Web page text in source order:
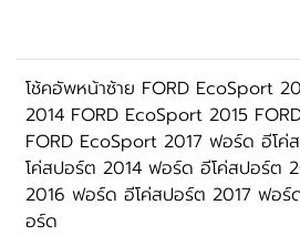
โช้คอัพหน้าซ้าย FORD EcoSport
2014 FORD EcoSport 2015
FORD EcoSport 2017 ฟอร์ด อีโ
โค่สปอร์ต 2014 ฟอร์ด อีโค่สปอร์ต
2016 ฟอร์ด อีโค่สปอร์ต 2017 ฟอ
อร์ด